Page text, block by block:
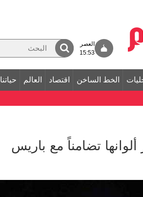
العصر
15:53
الخط الساخن اقتصاد العالم حياتنا
تضامناً مع باريس